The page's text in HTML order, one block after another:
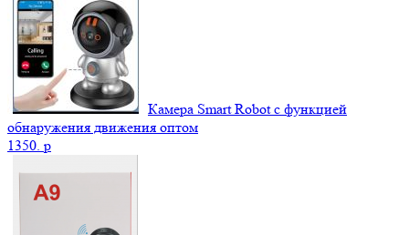
Камера Smart Robot с функцией
обнаружения движения оптом
1350. p